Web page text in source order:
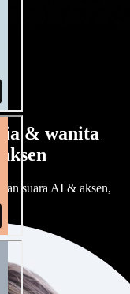
& wanita
suara AI & aksen,